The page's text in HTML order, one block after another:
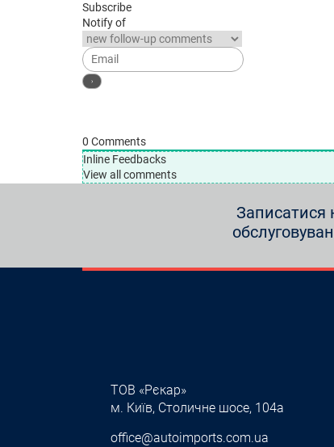
Subscribe
Notify of
0 Comments
Inline Feedbacks
View all comments
Записатися
ТОВ «Рєкар»
м. Київ, Столичне шосе, 104а
office@autoimports.com.ua